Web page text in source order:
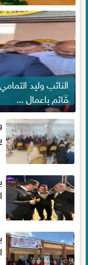
النائب وليد
قائم باعمال ...